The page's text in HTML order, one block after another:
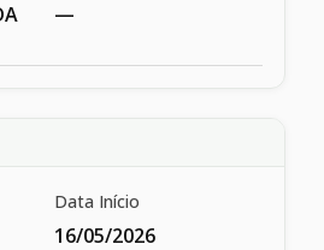
—
Data Início
16/05/2026